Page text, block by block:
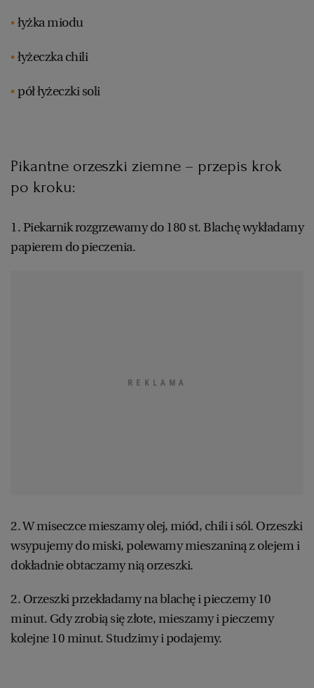
łyżka miodu
łyżeczka chili
pół łyżeczki soli
Pikantne orzeszki ziemne – przepis krok
po kroku:
1. Piekarnik rozgrzewamy do 180 st. Blachę wykładamy
papierem do pieczenia.
2. W miseczce mieszamy olej, miód, chili i sól. Orzeszki
wsypujemy do miski, polewamy mieszaniną z olejem i
dokładnie obtaczamy nią orzeszki.
2. Orzeszki przekładamy na blachę i pieczemy 10
minut. Gdy zrobią się złote, mieszamy i pieczemy
kolejne 10 minut. Studzimy i podajemy.